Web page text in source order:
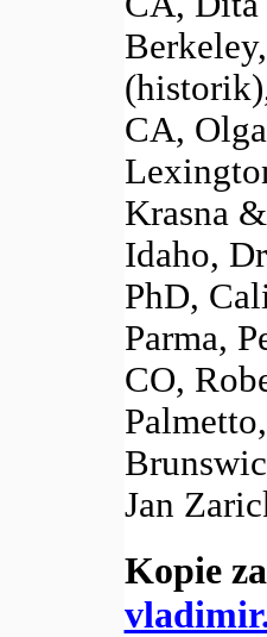
CA,
Krasna
Idaho,
PhD,
Parma,
CO,
Jan
Kopie